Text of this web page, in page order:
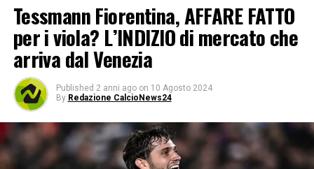
Tessmann Fiorentina, AFFARE FATTO
per i viola? L’INDIZIO di mercato che
arriva dal Venezia
Published 2 anni ago on 10 Agosto 2024
By Redazione CalcioNews24